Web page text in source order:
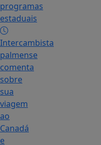
programas
estaduais
Intercambista
palmense
comenta
sobre
sua
viagem
ao
Canadá
e